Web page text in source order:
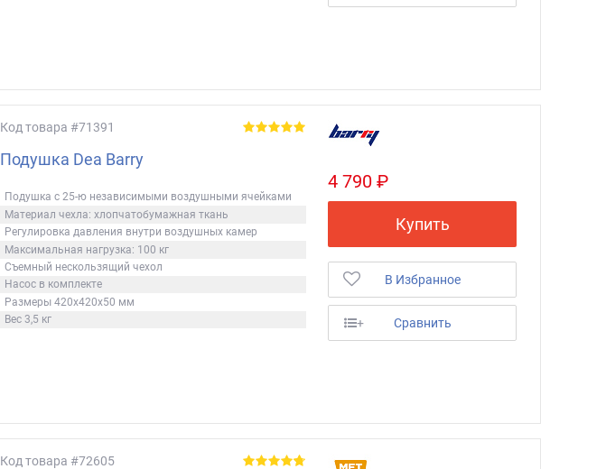
Код товара #71391
Подушка Dea Barry
Подушка с 25-ю независимыми воздушными ячейками
Материал чехла: хлопчатобумажная ткань
Регулировка давления внутри воздушных камер
Максимальная нагрузка: 100 кг
Съемный нескользящий чехол
Насос в комплекте
Размеры 420х420х50 мм
Вес 3,5 кг
4 790 ₽
Купить
В Избранное
+ Сравнить
Код товара #72605